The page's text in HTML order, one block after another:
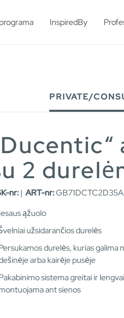
InspiredBy
PRIVATE/
2
nr:| ART-nr:
ąžuolo
užsidarančios durelės
durelės, kurias galima
arba kairėje pusėje
sistema greitai ir lengvai
ant sienos